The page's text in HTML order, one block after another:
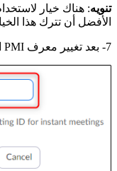
تنويه
الأفضل أن تترك هذا
7- بعد تغيير معرف PMI اضغط على Save Changes